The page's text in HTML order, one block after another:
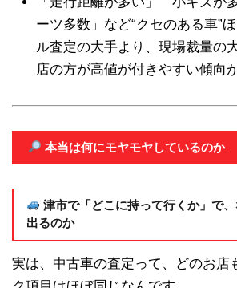
ーツ多数」など“クセのある車”
ル査定の大手より、現場裁量の
店の方が高値が付きやすい傾向
本当は何にモヤモヤしているのか
津市で「どこに持って行くか」で
出るのか
実は、中古車の査定って、どのお店